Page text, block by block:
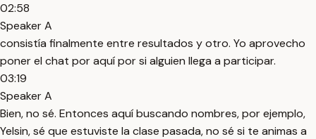
02:58
Speaker A
consistía finalmente entre resultados y otro. Yo aprovecho
poner el chat por aquí por si alguien llega a participar.
03:19
Speaker A
Bien, no sé. Entonces aquí buscando nombres, por ejemplo,
Yelsin, sé que estuviste la clase pasada, no sé si te animas a